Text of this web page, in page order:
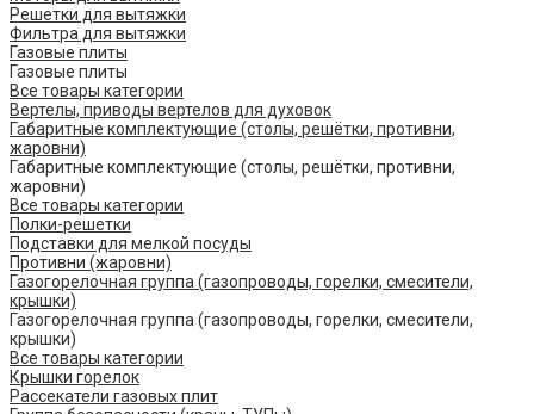
Решетки для вытяжки
Фильтра для вытяжки
Газовые плиты
Газовые плиты
Все товары категории
Вертелы, приводы вертелов для духовок
Габаритные комплектующие (столы, решётки, противни,
жаровни)
Габаритные комплектующие (столы, решётки, противни,
жаровни)
Все товары категории
Полки-решетки
Подставки для мелкой посуды
Противни (жаровни)
Газогорелочная группа (газопроводы, горелки, смесители,
крышки)
Газогорелочная группа (газопроводы, горелки, смесители,
крышки)
Все товары категории
Крышки горелок
Рассекатели газовых плит